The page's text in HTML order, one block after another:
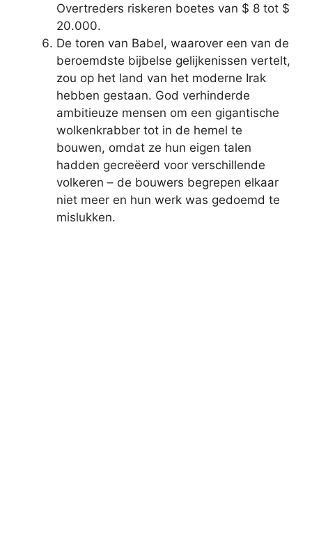
Overtreders riskeren boetes van $ 8 tot $
20.000.
De toren van Babel, waarover een van de
beroemdste bijbelse gelijkenissen vertelt,
zou op het land van het moderne Irak
hebben gestaan. God verhinderde
ambitieuze mensen om een ​​gigantische
wolkenkrabber tot in de hemel te
bouwen, omdat ze hun eigen talen
hadden gecreëerd voor verschillende
volkeren – de bouwers begrepen elkaar
niet meer en hun werk was gedoemd te
mislukken.